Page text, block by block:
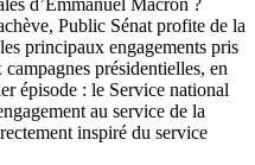
Public Sénat profite de la
principaux engagements pris
présidentielles, en
épisode : le Service national
au service de la
inspiré du service